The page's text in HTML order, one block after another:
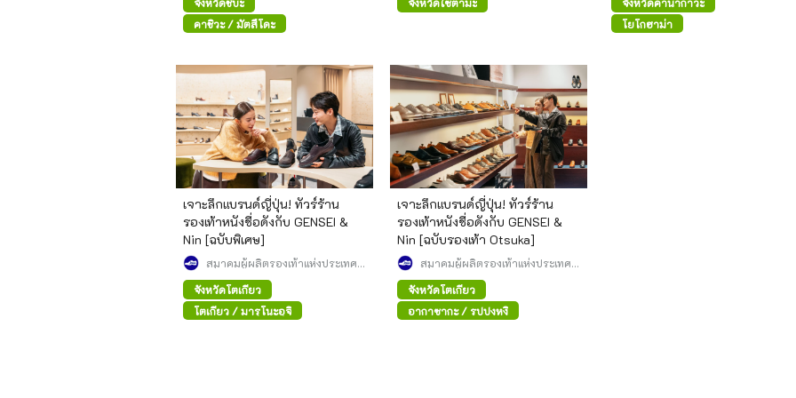
คาชิวะ / มัตสึโดะ
โยโกฮาม่า
เจาะลึกแบรนด์ญี่ปุ่น! ทัวร์ร้าน
รองเท้าหนังชื่อดังกับ GENSEI &
Nin [ฉบับพิเศษ]
สมาคมผู้ผลิตรองเท้าแห่งประเทศ
จังหวัดโตเกียว
โตเกียว / มารุโนะอุจิ
เจาะลึกแบรนด์ญี่ปุ่น! ทัวร์ร้าน
รองเท้าหนังชื่อดังกับ GENSEI &
Nin [ฉบับรองเท้า Otsuka]
สมาคมผู้ผลิตรองเท้าแห่งประเทศ
จังหวัดโตเกียว
อากาซากะ / รปปงหงิ